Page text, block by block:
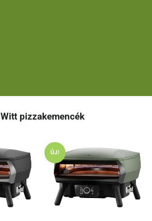
Witt pizzakemencék
ÚJ!